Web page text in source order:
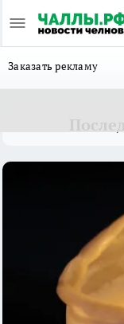
Заказать рекламу